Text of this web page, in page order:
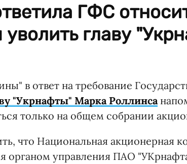
ГФС
уволить главу
в ответ на требование
"Укрнафты" Марка Роллинса
только на общем собрании
что Национальная акционерная
органом управления ПАО